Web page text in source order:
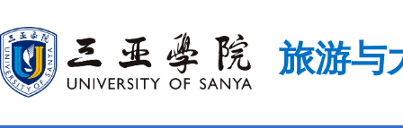
旅游与